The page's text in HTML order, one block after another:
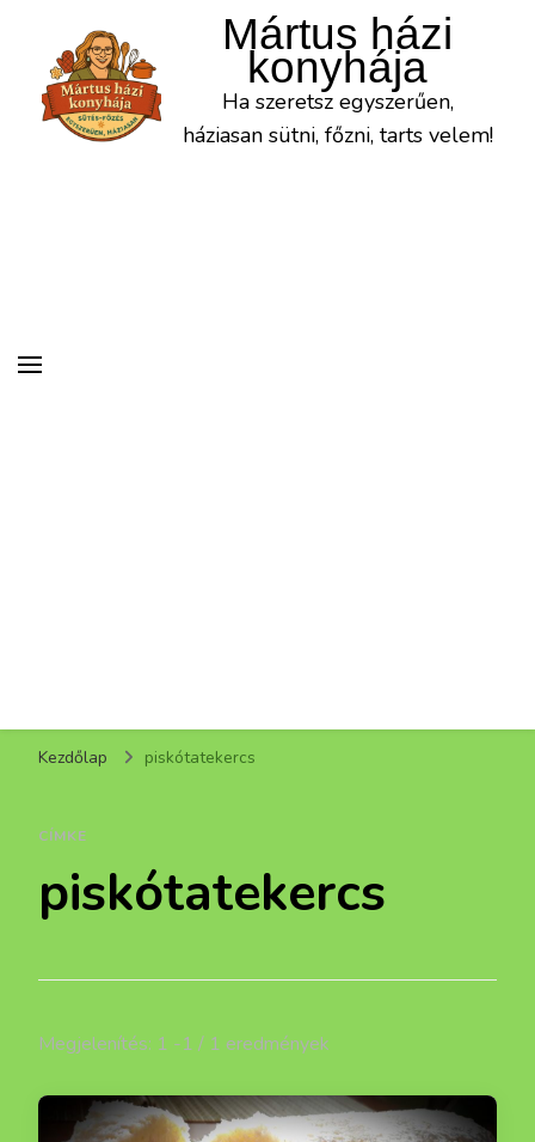
Mártus házi
konyhája
Ha szeretsz egyszerűen,
háziasan sütni, főzni, tarts velem!
Kezdőlap piskótatekercs
CÍMKE
piskótatekercs
Megjelenítés: 1 -1 / 1 eredmények